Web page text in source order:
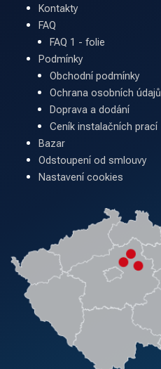
Kontakty
FAQ
FAQ 1 - folie
Podmínky
Obchodní podmínky
Ochrana osobních údajů
Doprava a dodání
Ceník instalačních prací
Bazar
Odstoupení od smlouvy
Nastavení cookies